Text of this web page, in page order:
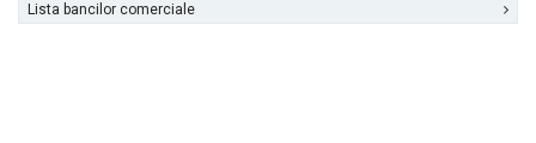
Lista bancilor comerciale